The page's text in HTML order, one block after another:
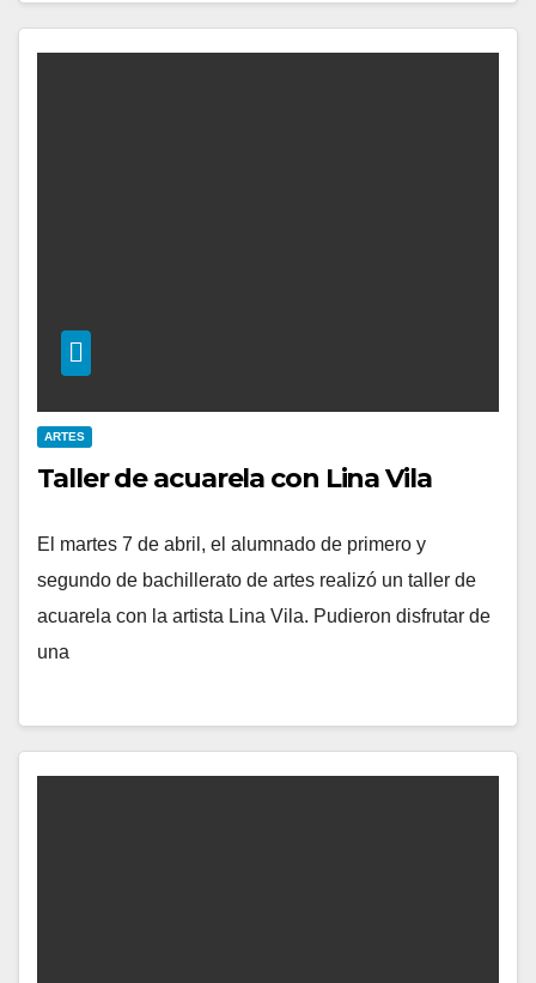
ARTES
Taller de acuarela con Lina Vila
El martes 7 de abril, el alumnado de primero y
segundo de bachillerato de artes realizó un taller de
acuarela con la artista Lina Vila. Pudieron disfrutar de
una